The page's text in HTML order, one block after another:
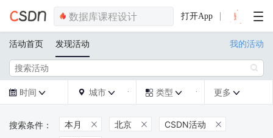
打开App
活动首页 发现活动 我的活动

 时间   城市   类型  更多 
本月  北京  CSDN活动 